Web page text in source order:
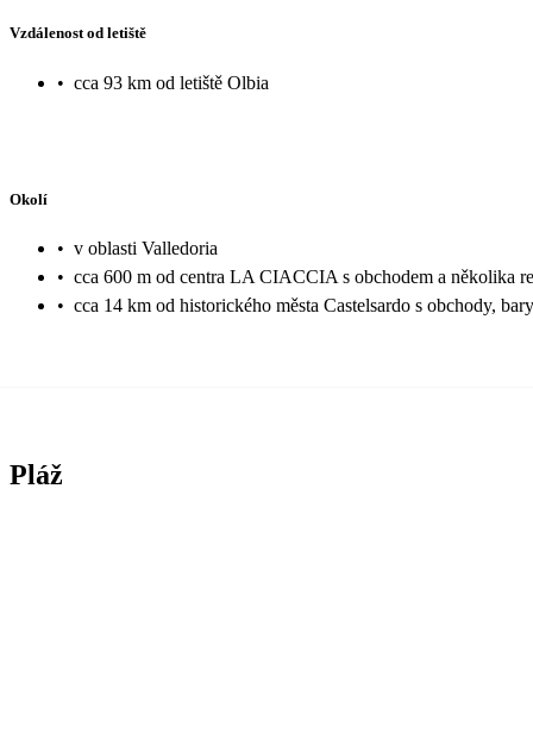
Vzdálenost od letiště
• cca 93 km od letiště Olbia
Okolí
• v oblasti Valledoria
• cca 600 m od centra LA CIACCIA s obchodem a několika
• cca 14 km od historického města Castelsardo s obchody,
Pláž